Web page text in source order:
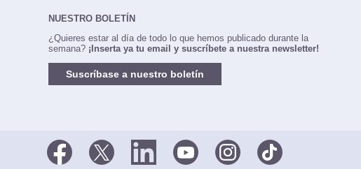
NUESTRO BOLETÍN
¿Quieres estar al día de todo lo que hemos publicado durante la
semana? ¡Inserta ya tu email y suscríbete a nuestra newsletter!
Suscríbase a nuestro boletín